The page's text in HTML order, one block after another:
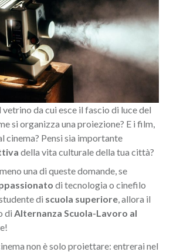
da cui esce il fascio di luce del
si organizza una proiezione? E i film,
cinema? Pensi sia importante
della vita culturale della tua città?
una di queste domande, se
di tecnologia o cinefilo
di scuola superiore, allora il
di Alternanza Scuola-Lavoro al
non è solo proiettare: entrerai nel